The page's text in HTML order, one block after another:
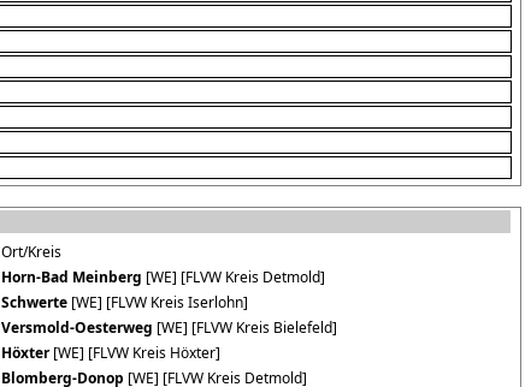
Ort/Kreis
Horn-Bad Meinberg [WE] [FLVW Kreis Detmold]
Schwerte [WE] [FLVW Kreis Iserlohn]
Versmold-Oesterweg [WE] [FLVW Kreis Bielefeld]
Höxter[WE] [FLVW Kreis Höxter]
Blomberg-Donop [WE] [FLVW Kreis Detmold]